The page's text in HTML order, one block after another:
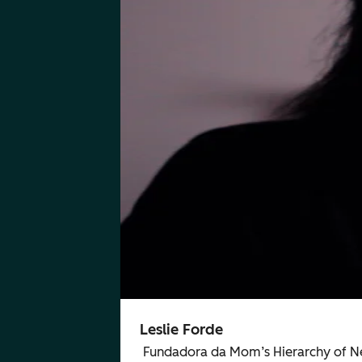
Leslie Forde
Fundadora da Mom’s Hierarchy of